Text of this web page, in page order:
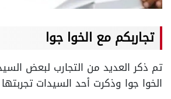
تجاربكم مع الخوا جوا
تم ذكر العديد من التجارب لبعض
الخوا جوا وذكرت أحد السيدات